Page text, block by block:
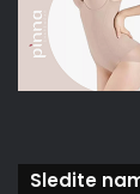
Sledite